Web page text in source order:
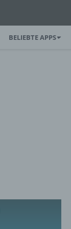
BELIEBTE APPS